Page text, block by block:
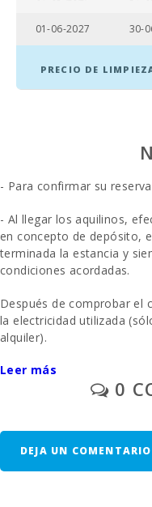
PISCINA
Nº de personas:
01-06-2027 30-
PRECIO DE
- Para confirmar su
- Al llegar los aquilinos,
en concepto de depósito,
terminada la estancia y
condiciones acordadas.
Después de comprobar el
la electricidad utilizada
alquiler).
- Aparcamiento al aire
- Segunda unidad de cuna
Leer más
0
DEJA UN COMENTARIO